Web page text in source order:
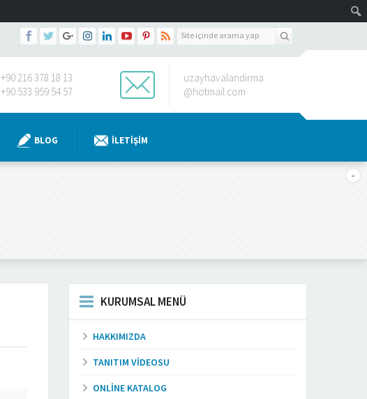
+90 216 378 18 13
+90 533 959 54 57
uzayhavalandirma
@hotmail.com
BLOG İLETIŞIM
KURUMSAL MENÜ
HAKKIMIZDA
TANITIM VIDEOSU
ONLINE KATALOG